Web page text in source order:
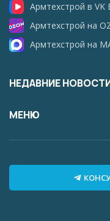
Армтехстрой в VK
Армтехстрой на
Армтехстрой на
НЕДАВНИЕ
МЕНЮ